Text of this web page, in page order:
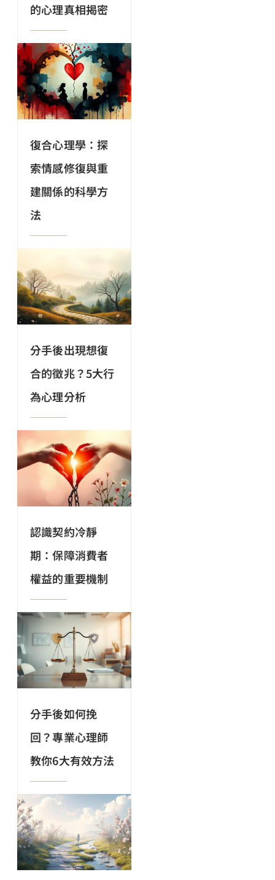
的心理真相揭密
復合心理學：探
索情感修復與重
建關係的科學方
法
分手後出現想復
合的徵兆？5大行
為心理分析
認識契約冷靜
期：保障消費者
權益的重要機制
分手後如何挽
回？專業心理師
教你6大有效方法